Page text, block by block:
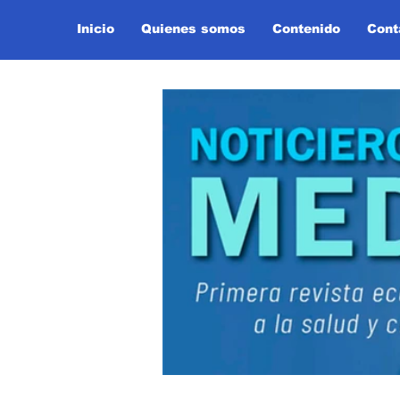
Inicio Quienes somos Contenido